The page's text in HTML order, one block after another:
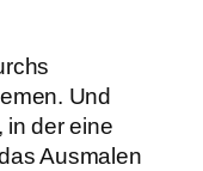
Und
in der eine
Ausmalen